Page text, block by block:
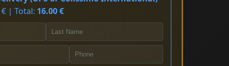
| Total: 16.00 €